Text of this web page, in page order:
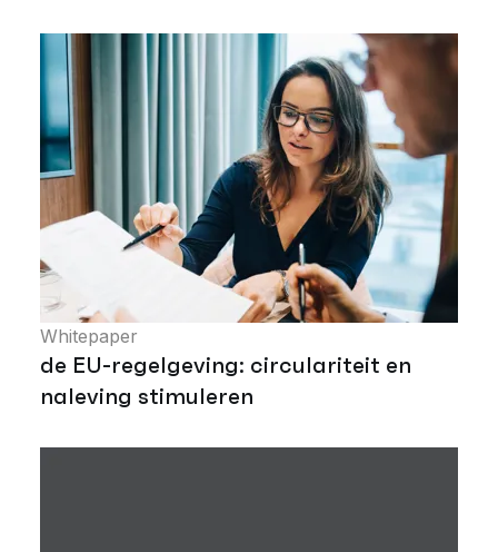
Whitepaper
de EU-regelgeving: circulariteit en
naleving stimuleren